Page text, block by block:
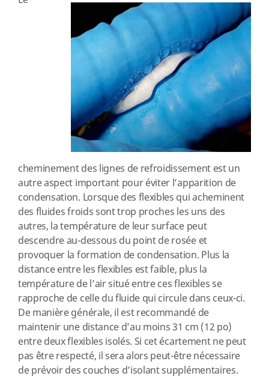
cheminement des lignes de refroidissement est un
autre aspect important pour éviter l’apparition de
condensation. Lorsque des flexibles qui acheminent
des fluides froids sont trop proches les uns des
autres, la température de leur surface peut
descendre au-dessous du point de rosée et
provoquer la formation de condensation. Plus la
distance entre les flexibles est faible, plus la
température de l’air situé entre ces flexibles se
rapproche de celle du fluide qui circule dans ceux-ci.
De manière générale, il est recommandé de
maintenir une distance d’au moins 31 cm (12 po)
entre deux flexibles isolés. Si cet écartement ne peut
pas être respecté, il sera alors peut-être nécessaire
de prévoir des couches d’isolant supplémentaires.